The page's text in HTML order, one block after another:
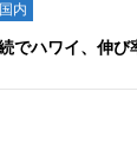
内
でハワイ、伸び